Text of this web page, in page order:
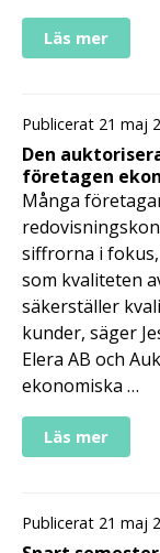
Läs mer
Publicerat 21 maj
Den
företagen
Många
siffrorna i
som kvaliteten
säkerställer
kunder, säger
Elera AB och
ekonomiska …
Läs mer
Publicerat 21 maj